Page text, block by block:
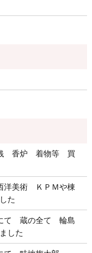
銭 香炉 着物等 買
洋美術 ＫＰＭや棟
た
て 蔵の全て 輪島
した